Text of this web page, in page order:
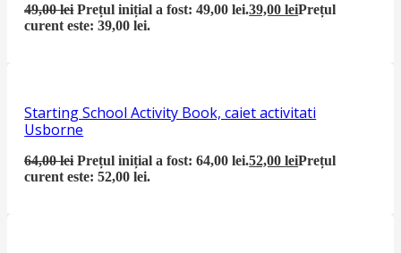
49,00lei Prețul inițial a fost: 49,00 lei.39,00leiPrețul
curent este: 39,00 lei.
Starting School Activity Book, caiet activitati
Usborne
64,00lei Prețul inițial a fost: 64,00 lei.52,00leiPrețul
curent este: 52,00 lei.